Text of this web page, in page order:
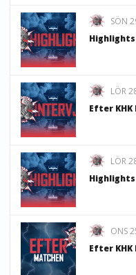
SÖN
Highlights
LÖR
Efter KHK
LÖR
Highlights
ONS
Efter KHK